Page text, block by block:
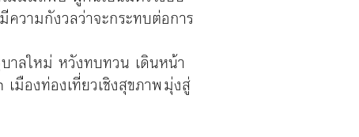
วามกังวลว่าจะกระทบต่อการ
าลใหม่ หวังทบทวน เดินหน้า
องท่องเที่ยวเชิงสุขภาพ มุ่งสู่